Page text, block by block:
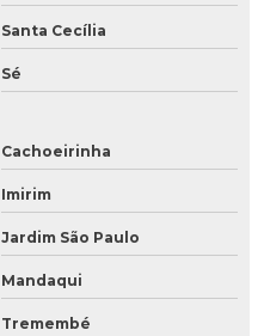
Santa Cecília
Sé
Cachoeirinha
Imirim
Jardim São Paulo
Mandaqui
Tremembé